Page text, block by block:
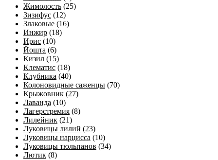
Жимолость (25)
Зизифус (12)
Злаковые (16)
Инжир (18)
Ирис (10)
Йошта (6)
Кизил (15)
Клематис (18)
Клубника (40)
Колоновидные саженцы (70)
Крыжовник (27)
Лаванда (10)
Лагерстремия (8)
Лилейник (21)
Луковицы лилий (23)
Луковицы нарцисса (10)
Луковицы тюльпанов (34)
Лютик (8)